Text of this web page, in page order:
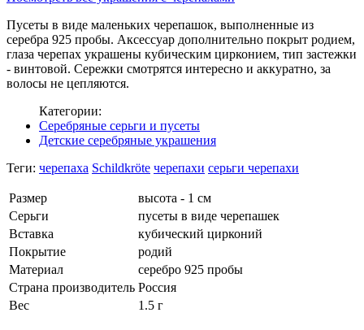
Пусеты в виде маленьких черепашок, выполненные из
серебра 925 пробы. Аксессуар дополнительно покрыт родием,
глаза черепах украшены кубическим цирконием, тип застежки
- винтовой. Сережки смотрятся интересно и аккуратно, за
волосы не цепляются.
Категории:
Серебряные серьги и пусеты
Детские серебряные украшения
Теги: черепаха Schildkröte черепахи серьги черепахи
Размер
высота - 1 см
Серьги
пусеты в виде черепашек
Вставка
кубический цирконий
Покрытие
родий
Материал
серебро 925 пробы
Страна производитель Россия
Вес
1.5 г